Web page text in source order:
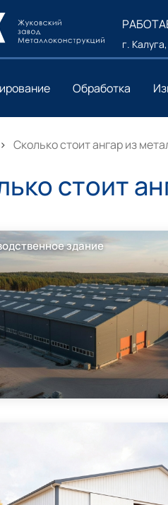
г.
Обработка
Сколько стоит ангар из
стоит
здание